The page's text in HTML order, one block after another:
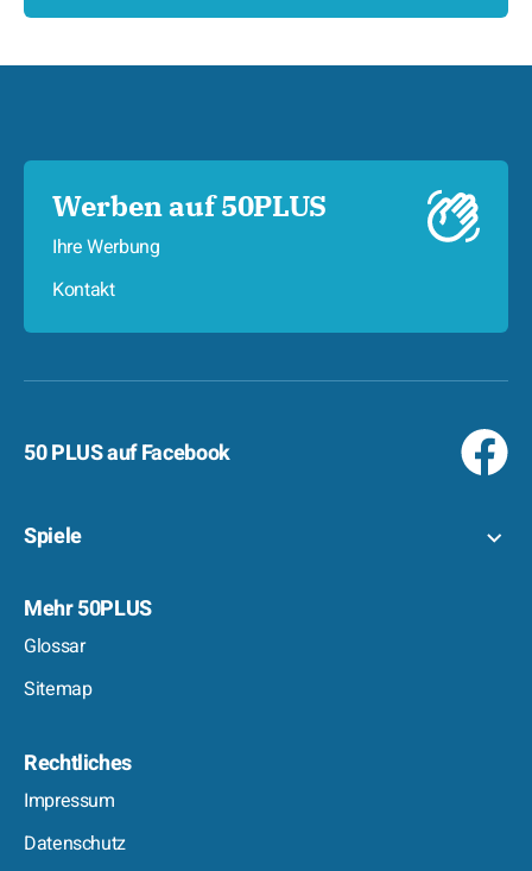
Werben auf 50PLUS
Ihre Werbung
Kontakt
50 PLUS auf Facebook
Spiele
Mehr 50PLUS
Glossar
Sitemap
Rechtliches
Impressum
Datenschutz